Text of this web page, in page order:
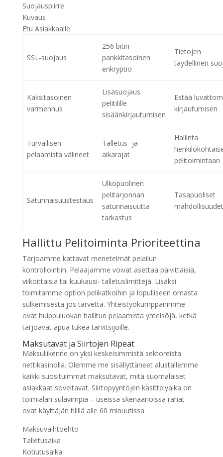
Suojauspiirre
Kuvaus
Etu Asiakkaalle
SSL-suojaus
256 bitin
pankkitasoinen
enkryptio
Tietojen
täydellinen
Kaksitasoinen
varmennus
Lisäsuojaus
pelitilille
sisäänkirjautumisen
Estää
kirjautumisen
Turvallisen
pelaamista välineet
Talletus- ja
aikarajat
Hallinta
pelitoimintaan
Satunnaisuustestaus
Ulkopuolinen
pelitarjonnan
satunnaisuutta
tarkastus
Tasapuoliset
mahdollisuudet
Hallittu Pelitoiminta Prioriteettina
Tarjoamme kattavat menetelmät pelailun
kontrollointiin. Pelaajamme voivat asettaa päivittäisiä,
viikoittaisia tai kuukausi- talletuslimittejä. Lisäksi
toimitamme option pelikatkoihin ja lopulliseen omasta
sulkemisesta jos tarvetta. Yhteistyökumppanimme
ovat huippuluokan hallitun pelaamista yhteisöjä, ketkä
tarjoavat apua tukea tarvitsijoille.
Maksutavat ja Siirtojen Ripeät
Maksuliikenne on yksi keskeisimmistä sektoreista
nettikasinolla. Olemme me sisällyttäneet alustallemme
kaikki suosituimmat maksutavat, mitä suomalaiset
asiakkaat soveltavat. Siirtopyyntöjen käsittelyaika on
toimialan sulavimpia – useissa skenaarioissa rahat
ovat käyttäjän tilillä alle 60 minuutissa.
Maksuvaihtoehto
Talletusaika
Kotiutusaika